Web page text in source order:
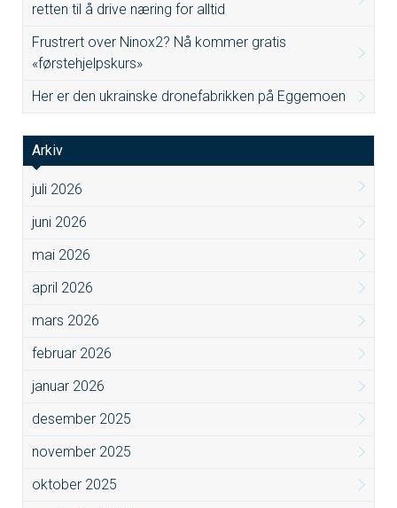
retten til å drive næring for alltid
Frustrert over Ninox2? Nå kommer gratis
«førstehjelpskurs»
Her er den ukrainske dronefabrikken på Eggemoen
Arkiv
juli 2026
juni 2026
mai 2026
april 2026
mars 2026
februar 2026
januar 2026
desember 2025
november 2025
oktober 2025